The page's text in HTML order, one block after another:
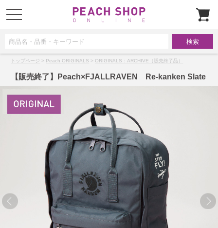
t
o
a
t
i
トップページ > Peach ORIGINALS >ORIGINALS：ARCHIVE（販売終了品）
【販売終了】Peach×FJALLRAVEN Re-kanken Slate